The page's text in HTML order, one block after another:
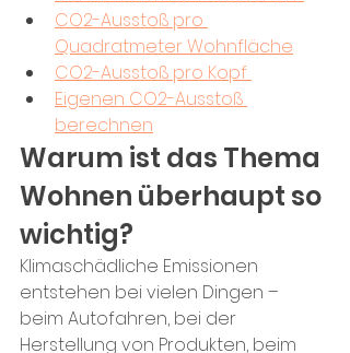
CO2-Ausstoß pro
Quadratmeter Wohnfläche
CO2-Ausstoß pro Kopf
Eigenen CO2-Ausstoß
berechnen
Warum ist das Thema
Wohnen überhaupt so
wichtig?
Klimaschädliche Emissionen
entstehen bei vielen Dingen –
beim Autofahren, bei der
Herstellung von Produkten, beim